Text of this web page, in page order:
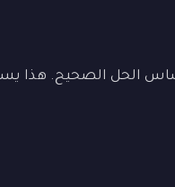
الحل الصحيح. هذا